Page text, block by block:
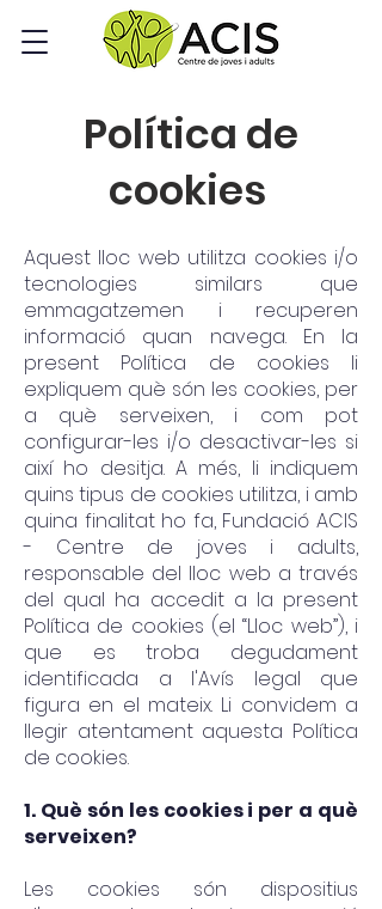
Política de
cookies
Aquest lloc web utilitza cookies i/o
tecnologies similars que
emmagatzemen i recuperen
informació quan navega. En la
present Política de cookies li
expliquem què són les cookies, per
a què serveixen, i com pot
configurar-les i/o desactivar-les si
així ho desitja. A més, li indiquem
quins tipus de cookies utilitza, i amb
quina finalitat ho fa, Fundació ACIS
- Centre de joves i adults,
responsable del lloc web a través
del qual ha accedit a la present
Política de cookies (el “Lloc web”), i
que es troba degudament
identificada a l'Avís legal que
figura en el mateix. Li convidem a
llegir atentament aquesta Política
de cookies.
1. Què són les cookies i per a què
serveixen?
Les cookies són dispositius